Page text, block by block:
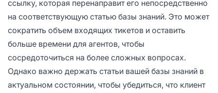
ссылку, которая перенаправит его непосредственно
на соответствующую статью базы знаний. Это может
сократить объем входящих тикетов и оставить
больше времени для агентов, чтобы
сосредоточиться на более сложных вопросах.
Однако важно держать статьи вашей базы знаний в
актуальном состоянии, чтобы убедиться, что клиент